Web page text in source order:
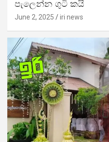
පැලෙන්න ගුටි කයි
June 2, 2025 iri news